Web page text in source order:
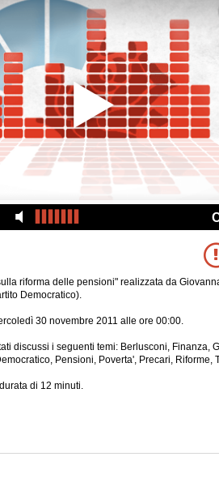
riforma delle pensioni" realizzata da
Democratico).
30 novembre 2011 alle ore 00:00.
discussi i seguenti temi: Berlusconi, Finanza,
Pensioni, Poverta', Precari, Riforme,
di 12 minuti.